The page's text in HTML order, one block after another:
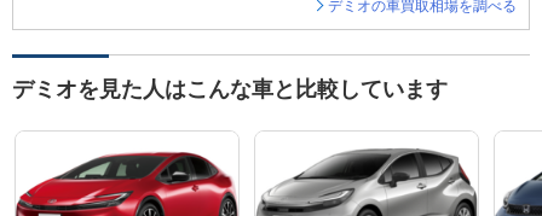
デミオの車買取相場を調べる
デミオを見た人はこんな車と比較しています